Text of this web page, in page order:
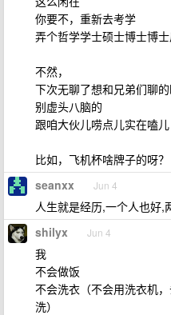
你要不，重新去考学
弄个哲学学士硕士博士博
不然，
下次无聊了想和兄弟们聊
别虚头八脑的
跟咱大伙儿唠点儿实在嗑儿
比如，飞机杯啥牌子的呀？
seanxx Jun 4
人生就是经历,一个人也好,
shilyx Jun 4
我
不会做饭
不会洗衣（不会用洗衣机
洗）